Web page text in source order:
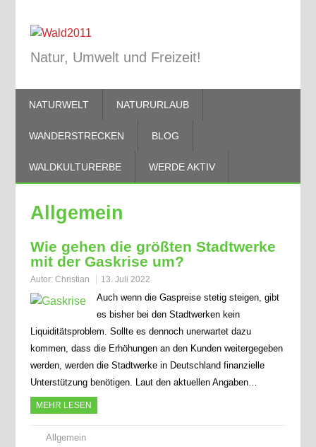
Natur, Umwelt und Freizeit!
NATURWELT NATURURLAUB
WANDERSTRECKEN BLOG
WALDKULTURERBE WERDE AKTIV
Allgemein
Wie gehen die größten Stadtwerke
mit der Gaskrise um?
Autor: Christian 13. Juli 2022
Auch wenn die Gaspreise stetig steigen, gibt
es bisher bei den Stadtwerken kein
Liquiditätsproblem. Sollte es dennoch unerwartet dazu
kommen, dass die Erhöhungen an den Kunden weitergegeben
werden, werden die Stadtwerke in Deutschland finanzielle
Unterstützung benötigen. Laut den aktuellen Angaben…
MEHR LESEN
Allgemein